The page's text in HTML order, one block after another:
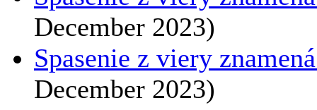
December 2023)
Spasenie z viery
December 2023)